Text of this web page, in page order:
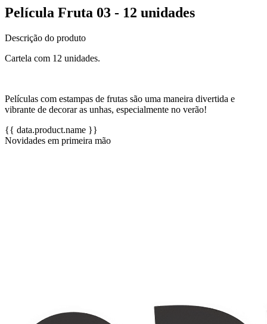
Película Fruta 03 - 12 unidades
Descrição do produto
Cartela com 12 unidades.
Películas com estampas de frutas são uma maneira divertida e
vibrante de decorar as unhas, especialmente no verão!
{{ data.product.name }}
Novidades em primeira mão